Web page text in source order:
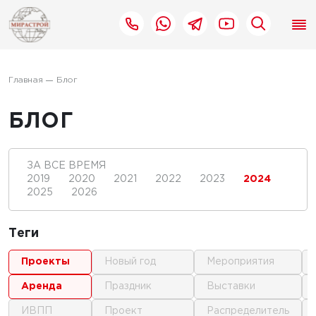
Главная Блог
БЛОГ
ЗА ВСЕ ВРЕМЯ
2019
2020 2021 2022 2023
2024
2025
2026
Теги
проекты
аренда
ИВПП
новый год
праздник
проект
мероприятия
выставки
распределитель